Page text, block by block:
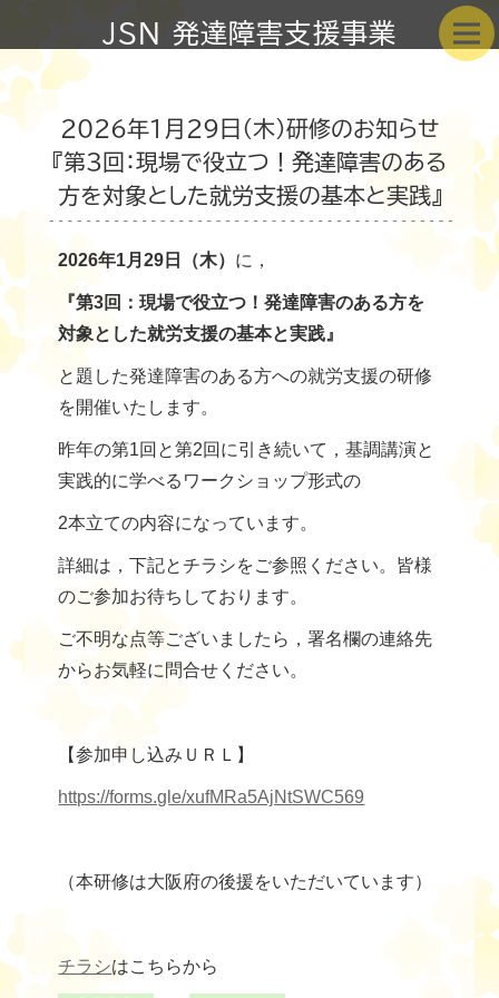
JSN 発達障害支援事業
2026年1月29日（木）研修のお知らせ
『第3回：現場で役立つ！発達障害のある
方を対象とした就労支援の基本と実践』
2026年1月29日（木） に，
『第3回：現場で役立つ！発達障害のある方を
対象とした就労支援の基本と実践』
と題した発達障害のある方への就労支援の研修
を開催いたします。
昨年の第1回と第2回に引き続いて，基調講演と
実践的に学べるワークショップ形式の
2本立ての内容になっています。
詳細は，下記とチラシをご参照ください。皆様
のご参加お待ちしております。
ご不明な点等ございましたら，署名欄の連絡先
からお気軽に問合せください。
【参加申し込みＵＲＬ】
https://forms.gle/xufMRa5AjNtSWC569
（本研修は大阪府の後援をいただいています）
チラシはこちらから